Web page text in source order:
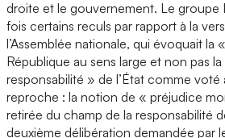
droite et le gouvernement. Le
fois certains reculs par rapport à la
l’Assemblée nationale, qui évoquait la
République au sens large et non pas
responsabilité » de l’État comme voté
reproche : la notion de « préjudice
retirée du champ de la responsabilité
deuxième délibération demandée par